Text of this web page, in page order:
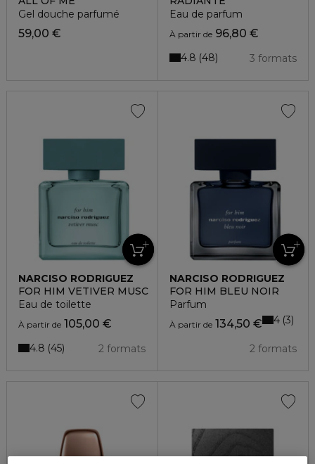
Gel douche parfumé
59,00 €
Eau de parfum
À partir de96,80 €
3 formats
4.8 48
NARCISO RODRIGUEZ
FOR HIM VETIVER MUSC
Eau de toilette
À partir de 105,00 €
2 formats
4.8 45
NARCISO RODRIGUEZ
FOR HIM BLEU NOIR
Parfum
À partir de134,50 €
2 formats
4 3